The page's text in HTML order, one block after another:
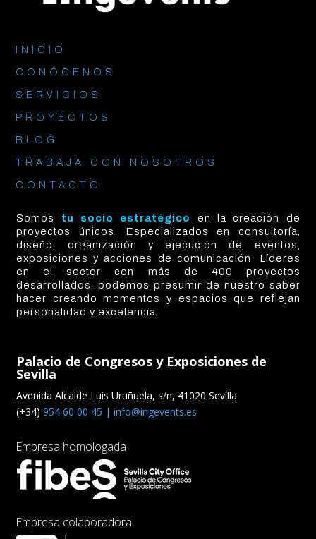
INICIO
CONÓCENOS
SERVICIOS
PROYECTOS
BLOG
TRABAJA CON NOSOTROS
CONTACTO
Somos tu socio estratégico
en la creación de
proyectos únicos. Especializados en consultoría,
diseño, organización y ejecución de eventos,
exposiciones y acciones de comunicación. Líderes
en el sector con más de 400 proyectos
desarrollados, podemos presumir de nuestro saber
hacer creando momentos y espacios que reflejan
personalidad y excelencia.
Palacio de Congresos y Exposiciones de
Sevilla
Avenida Alcalde Luis Uruñuela, s/n, 41020 Sevilla
(+34) 954 60 00 45 |info@ingevents.es
Empresa homologada
Empresa colaboradora